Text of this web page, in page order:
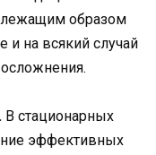
образом
и на всякий случай
В стационарных
эффективных